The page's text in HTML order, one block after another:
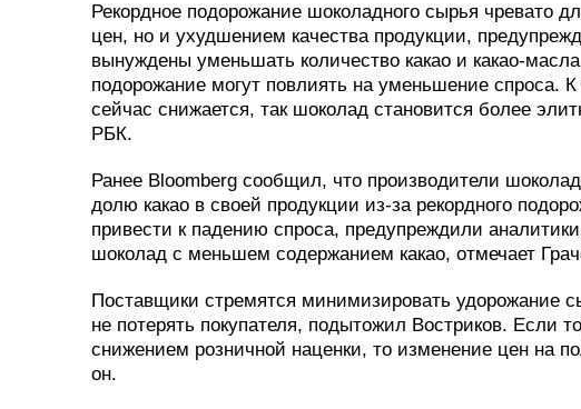
Рекордное подорожание шоколадного сырья чревато
цен, но и ухудшением качества продукции,
вынуждены уменьшать количество какао и какао-
подорожание могут повлиять на уменьшение спроса.
сейчас снижается, так шоколад становится более
РБК.
Ранее Bloomberg сообщил, что производители
долю какао в своей продукции из-за рекордного
привести к падению спроса, предупреждили
шоколад с меньшем содержанием какао, отмечает
Поставщики стремятся минимизировать удорожание
не потерять покупателя, подытожил Востриков. Если
снижением розничной наценки, то изменение цен на
он.